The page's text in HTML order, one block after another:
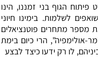
הגוף בני זמננו, הינו
לשלמות. בימינו חיוני
מספר מתחרים פוטנציאלים
אולימפיה", הרי כיום בימת
לו רק ידעו כיצד לבצע